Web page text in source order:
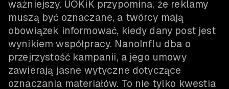
ważniejszy. UOKiK przypomina, że reklamy
muszą być oznaczane, a twórcy mają
obowiązek informować, kiedy dany post jest
wynikiem współpracy. NanoInflu dba o
przejrzystość kampanii, a jego umowy
zawierają jasne wytyczne dotyczące
oznaczania materiałów. To nie tylko kwestia